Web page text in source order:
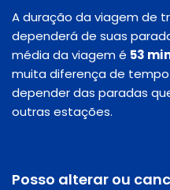
A duração da viagem de
dependerá de suas
média da viagem é 53
muita diferença de
depender das paradas
outras estações.
Posso alterar ou